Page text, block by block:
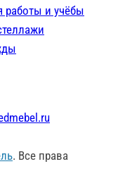
работы и учёбы
. Все права